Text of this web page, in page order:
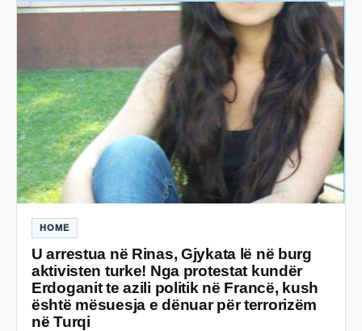
HOME
U arrestua në Rinas, Gjykata lë në burg
aktivisten turke! Nga protestat kundër
Erdoganit te azili politik në Francë, kush
është mësuesja e dënuar për terrorizëm
në Turqi